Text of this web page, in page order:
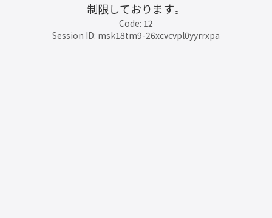
制限しております。
Code: 12
Session ID: msk18tm9-26xcvcvpl0yyrrxpa